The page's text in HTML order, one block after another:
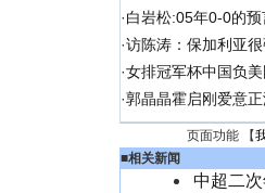
·白岩松:05年0-0的
·访陈涛：保加利亚
·女排冠军杯中国负
·郭晶晶霍启刚爱意
页面功能 【
■相关新闻
中超二